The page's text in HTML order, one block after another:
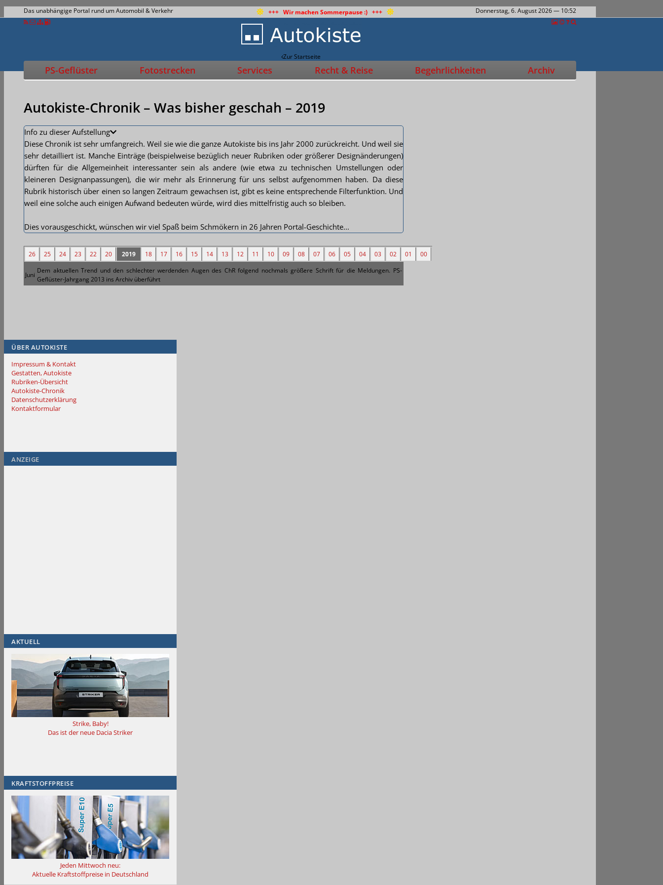
Das unabhängige Portal rund um Automobil & Verkehr +++ Wir machen Sommerpause :) +++ Donnerstag, 6. August 2026— 10:52
Zur Startseite
PS-Geflüster Fotostrecken Services Recht & Reise Begehrlichkeiten Archiv
Autokiste-Chronik – Was bisher geschah – 2019
Info zu dieser Aufstellung
Diese Chronik ist sehr umfangreich. Weil sie wie die ganze Autokiste bis ins Jahr 2000 zurückreicht. Und weil sie
sehr detailliert ist. Manche Einträge (beispielweise bezüglich neuer Rubriken oder größerer Designänderungen)
dürften für die Allgemeinheit interessanter sein als andere (wie etwa zu technischen Umstellungen oder
kleineren Designanpassungen), die wir mehr als Erinnerung für uns selbst aufgenommen haben. Da diese
Rubrik historisch über einen so langen Zeitraum gewachsen ist, gibt es keine entsprechende Filterfunktion. Und
weil eine solche auch einigen Aufwand bedeuten würde, wird dies mittelfristig auch so bleiben.
Dies vorausgeschickt, wünschen wir viel Spaß beim Schmökern in 26 Jahren Portal-Geschichte...
26 25 24 23 22 20 2019 18 17 16 15 14 13 12 11 10 09 08 07 06 05 04 03 02 01 00
Juni
Dem aktuellen Trend und den schlechter werdenden Augen des ChR folgend nochmals größere Schrift für die Meldungen. PS-
Geflüster-Jahrgang 2013 ins Archiv überführt
ÜBER AUTOKISTE
Impressum & Kontakt
Gestatten, Autokiste
Rubriken-Übersicht
Autokiste-Chronik
Datenschutzerklärung
Kontaktformular
ANZEIGE
AKTUELL
Strike, Baby!
Das ist der neue Dacia Striker
KRAFTSTOFFPREISE
Jeden Mittwoch neu:
Aktuelle Kraftstoffpreise in Deutschland